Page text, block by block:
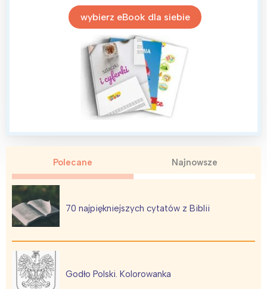
wybierz eBook dla siebie
Polecane Najnowsze
70 najpiękniejszych cytatów z Biblii
Godło Polski. Kolorowanka